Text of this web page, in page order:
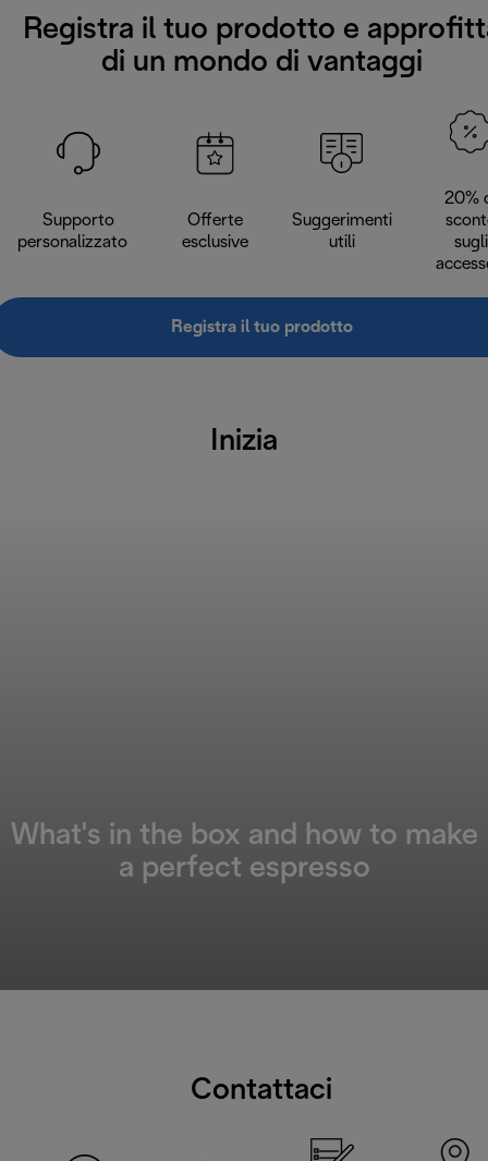
Registra il tuo prodotto e
di un mondo di vantaggi
Supporto
personalizzato
Offerte
esclusive
Suggerimenti
utili
20%
sugli
Registra il tuo prodotto
Inizia
What's in the box and how to make
a perfect espresso
Contattaci